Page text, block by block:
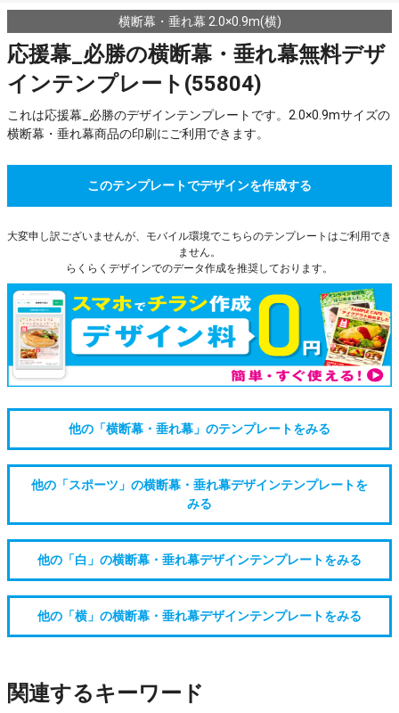
横断幕・垂れ幕 2.0×0.9m(横)
応援幕_必勝の横断幕・垂れ幕無料デザ
インテンプレート(55804)
これは応援幕_必勝のデザインテンプレートです。2.0×0.9mサイズの
横断幕・垂れ幕商品の印刷にご利用できます。
このテンプレートでデザインを作成する
大変申し訳ございませんが、モバイル環境でこちらのテンプレートはご利用でき
ません。
らくらくデザインでのデータ作成を推奨しております。
他の「横断幕・垂れ幕」のテンプレートをみる
他の「スポーツ」の横断幕・垂れ幕デザインテンプレートを
みる
他の「白」の横断幕・垂れ幕デザインテンプレートをみる
他の「横」の横断幕・垂れ幕デザインテンプレートをみる
関連するキーワード